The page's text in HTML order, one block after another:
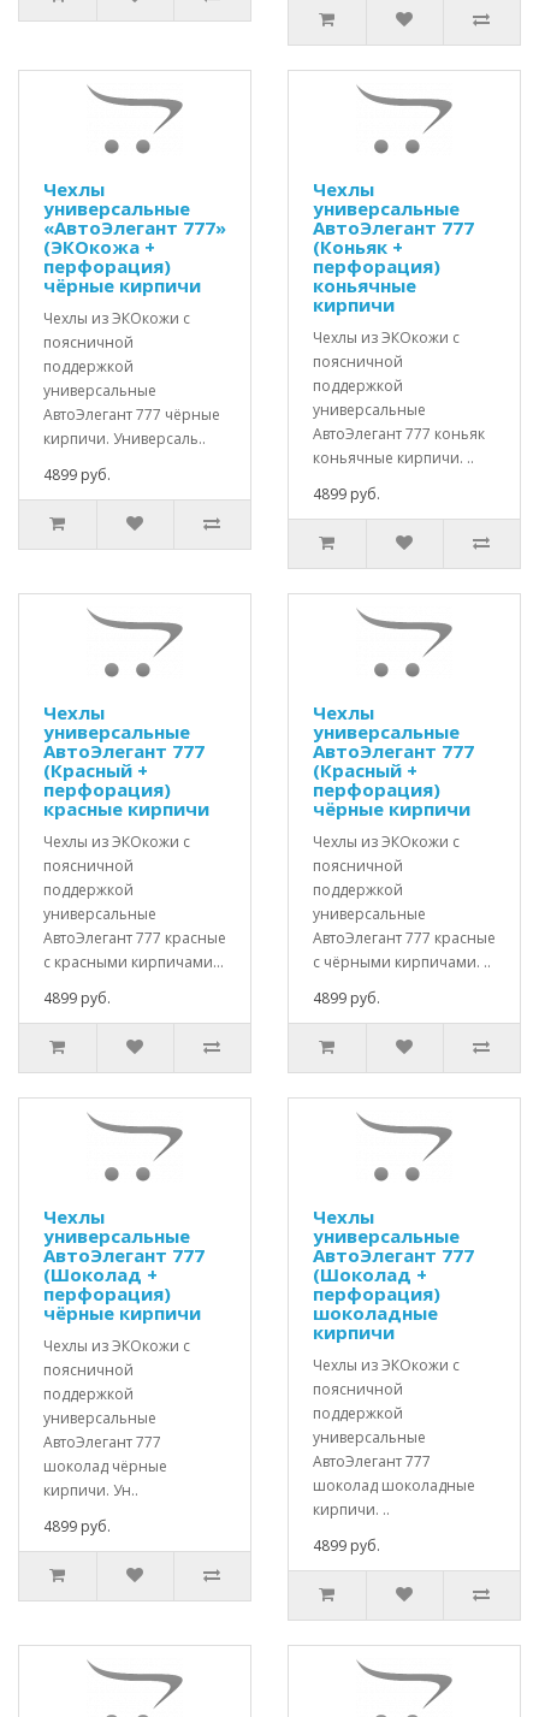
Чехлы
универсальные
«АвтоЭлегант 777»
(ЭКОкожа +
перфорация)
чёрные кирпичи
Чехлы из ЭКОкожи с
поясничной
поддержкой
универсальные
АвтоЭлегант 777 чёрные
кирпичи. Универсаль..
4899 руб.
Чехлы
универсальные
АвтоЭлегант 777
(Коньяк +
перфорация)
коньячные
кирпичи
Чехлы из ЭКОкожи с
поясничной
поддержкой
универсальные
АвтоЭлегант 777 коньяк
коньячные кирпичи. ..
4899 руб.
Чехлы
универсальные
АвтоЭлегант 777
(Красный +
перфорация)
красные кирпичи
Чехлы из ЭКОкожи с
поясничной
поддержкой
универсальные
АвтоЭлегант 777 красные
с красными кирпичами...
4899 руб.
Чехлы
универсальные
АвтоЭлегант 777
(Красный +
перфорация)
чёрные кирпичи
Чехлы из ЭКОкожи с
поясничной
поддержкой
универсальные
АвтоЭлегант 777 красные
с чёрными кирпичами. ..
4899 руб.
Чехлы
универсальные
АвтоЭлегант 777
(Шоколад +
перфорация)
чёрные кирпичи
Чехлы из ЭКОкожи с
поясничной
поддержкой
универсальные
АвтоЭлегант 777
шоколад чёрные
кирпичи. Ун..
4899 руб.
Чехлы
универсальные
АвтоЭлегант 777
(Шоколад +
перфорация)
шоколадные
кирпичи
Чехлы из ЭКОкожи с
поясничной
поддержкой
универсальные
АвтоЭлегант 777
шоколад шоколадные
кирпичи. ..
4899 руб.